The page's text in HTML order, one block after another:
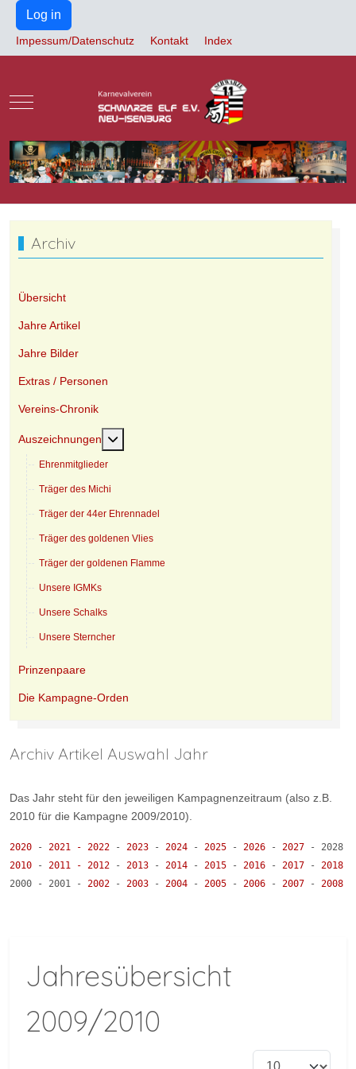
Log in
Impessum/Datenschutz Kontakt Index
Mobile Menu Toggle
Archiv
Übersicht
Jahre Artikel
Jahre Bilder
Extras / Personen
Vereins-Chronik
Auszeichnungen Weitere Informationen: Auszeichnungen
Ehrenmitglieder
Träger des Michi
Träger der 44er Ehrennadel
Träger des goldenen Vlies
Träger der goldenen Flamme
Unsere IGMKs
Unsere Schalks
Unsere Sterncher
Prinzenpaare
Die Kampagne-Orden
Archiv Artikel Auswahl Jahr
Das Jahr steht für den jeweiligen Kampagnenzeitraum (also z.B.
2010 für die Kampagne 2009/2010).
2020 - 2021 - 2022 - 2023 - 2024 - 2025 - 2026 - 2027
- 2028 -
2010 - 2011 - 2012 - 2013 - 2014 - 2015 - 2016 - 2017 - 2018
2000 - 2001
- 2002 - 2003 - 2004 - 2005 - 2006 - 2007 - 2008
Jahresübersicht
2009/2010